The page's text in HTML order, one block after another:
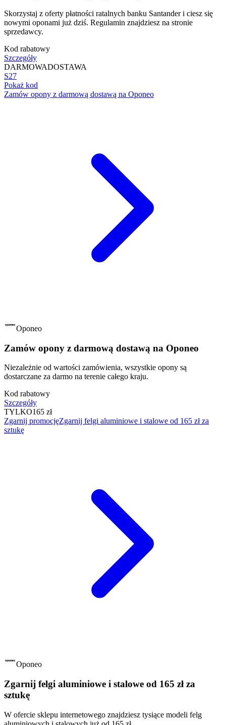
Skorzystaj z oferty płatności ratalnych banku Santander i ciesz się
nowymi oponami już dziś. Regulamin znajdziesz na stronie
sprzedawcy.
Kod rabatowy
Szczegóły
DARMOWADOSTAWA
S27
Pokaż kod
Zamów opony z darmową dostawą na Oponeo
Oponeo
Zamów opony z darmową dostawą na Oponeo
Niezależnie od wartości zamówienia, wszystkie opony są
dostarczane za darmo na terenie całego kraju.
Kod rabatowy
Szczegóły
TYLKO165 zł
Zgarnij promocjęZgarnij felgi aluminiowe i stalowe od 165 zł za
sztukę
Oponeo
Zgarnij felgi aluminiowe i stalowe od 165 zł za
sztukę
W ofercie sklepu internetowego znajdziesz tysiące modeli felg